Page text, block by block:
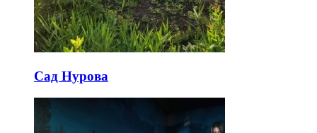
Сад Нурова